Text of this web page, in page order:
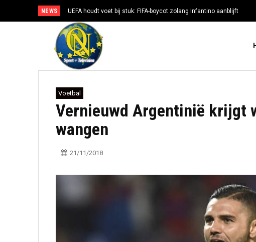
NEWS UEFA houdt voet bij stuk: FIFA-boycot zolang Infantino aanblijft
Voetbal
Vernieuwd Argentinië krijgt
wangen
21/11/2018